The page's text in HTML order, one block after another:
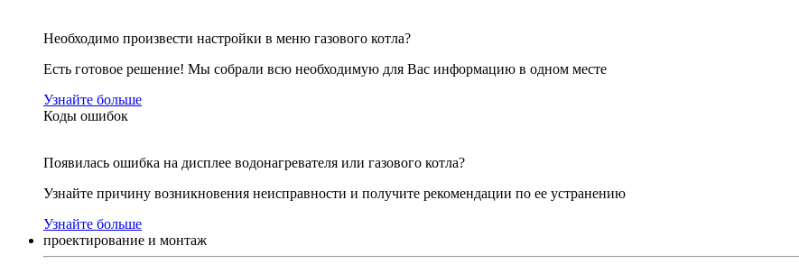
Необходимо произвести настройки в меню газового котла?
Есть готовое решение! Мы собрали всю необходимую для Вас информацию в одном месте
Узнайте больше
Коды ошибок
Появилась ошибка на дисплее водонагревателя или газового котла?
Узнайте причину возникновения неисправности и получите рекомендации по ее устранению
Узнайте больше
проектирование и монтаж